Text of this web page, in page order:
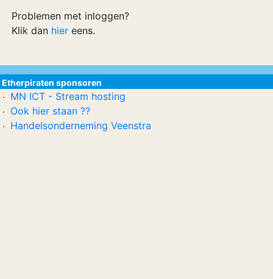
Problemen met inloggen?
Klik dan hier eens.
Etherpiraten sponsoren
MN ICT - Stream hosting
Ook hier staan ??
Handelsonderneming Veenstra